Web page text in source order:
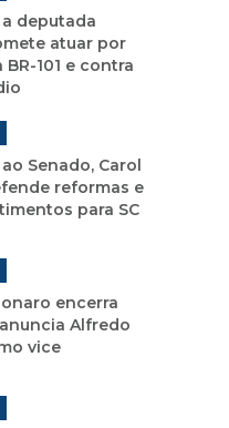
deputada
atuar por
101 e contra
Senado, Carol
reformas e
para SC
encerra
Alfredo
vice